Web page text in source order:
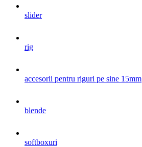
slider
rig
accesorii pentru riguri pe sine 15mm
blende
softboxuri